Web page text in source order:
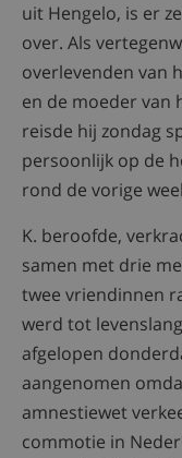
uit Hengelo, is er
over. Als
overlevenden van
en de moeder van
reisde hij zondag
persoonlijk op de
rond de vorige
K. beroofde,
samen met drie
twee vriendinnen
werd tot
afgelopen
aangenomen
amnestiewet
commotie in